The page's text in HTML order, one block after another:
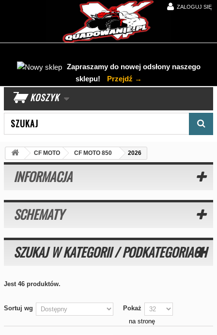
ZALOGUJ SIĘ
Zapraszamy do nowej odsłony naszego
sklepu!
Przejdź →
KOSZYK
CF MOTO CF MOTO 850 2026
INFORMACJA
SCHEMATY
SZUKAJ W KATEGORII / PODKATEGORIACH
Jest 46 produktów.
Sortuj wg
Pokaż
na stronę